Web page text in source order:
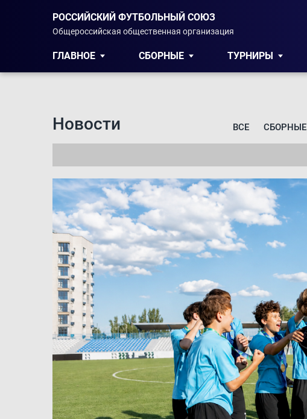
РОССИЙСКИЙ ФУТБОЛЬНЫЙ СОЮЗ
Общероссийская общественная организация
ГЛАВНОЕ СБОРНЫЕ ТУРНИРЫ
Новости ВСЕ СБОРНЫЕ